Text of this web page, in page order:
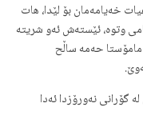
خەیامەمان بۆ لێدا، هات
وتوە، ئێستەش ئەو شریتە
حەمە ساڵح
نەورۆزدا ئەدا